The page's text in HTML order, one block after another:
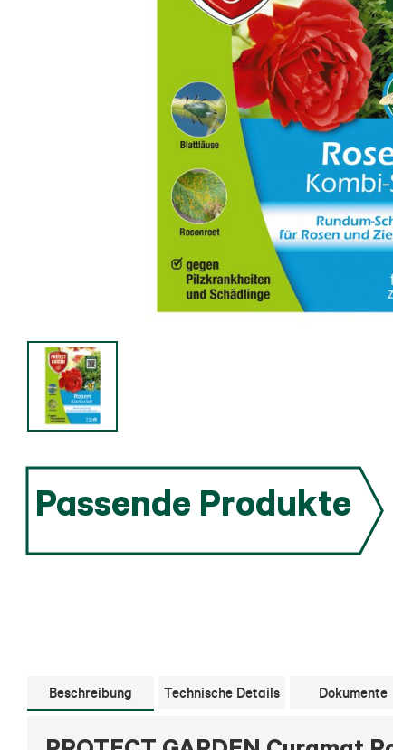
Passende Produkte
Beschreibung Technische Details Dokumente